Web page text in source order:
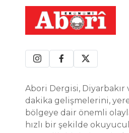
Abori Dergisi, Diyarbakır
dakika gelişmelerini,
bölgeye dair önemli
hızlı bir şekilde